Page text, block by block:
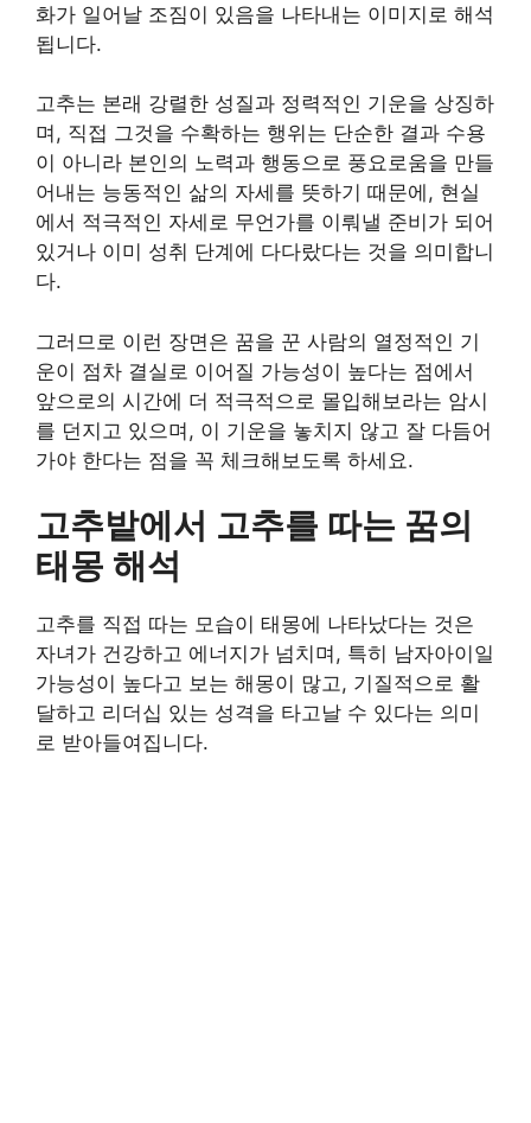
화가 일어날 조짐이 있음을 나타내는 이미지로 해석
됩니다.
고추는 본래 강렬한 성질과 정력적인 기운을 상징하
며, 직접 그것을 수확하는 행위는 단순한 결과 수용
이 아니라 본인의 노력과 행동으로 풍요로움을 만들
어내는 능동적인 삶의 자세를 뜻하기 때문에, 현실
에서 적극적인 자세로 무언가를 이뤄낼 준비가 되어
있거나 이미 성취 단계에 다다랐다는 것을 의미합니
다.
그러므로 이런 장면은 꿈을 꾼 사람의 열정적인 기
운이 점차 결실로 이어질 가능성이 높다는 점에서
앞으로의 시간에 더 적극적으로 몰입해보라는 암시
를 던지고 있으며, 이 기운을 놓치지 않고 잘 다듬어
가야 한다는 점을 꼭 체크해보도록 하세요.
고추밭에서 고추를 따는 꿈의
태몽 해석
고추를 직접 따는 모습이 태몽에 나타났다는 것은
자녀가 건강하고 에너지가 넘치며, 특히 남자아이일
가능성이 높다고 보는 해몽이 많고, 기질적으로 활
달하고 리더십 있는 성격을 타고날 수 있다는 의미
로 받아들여집니다.